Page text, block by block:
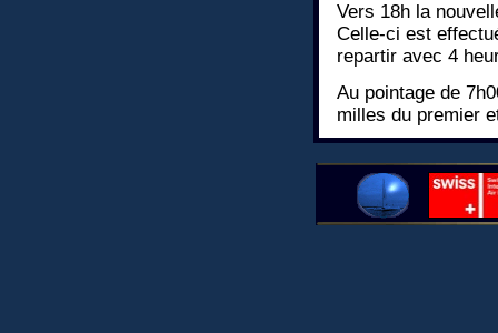
Vers 18h la
Celle-ci est
repartir avec 4
Au pointage de
milles du premier